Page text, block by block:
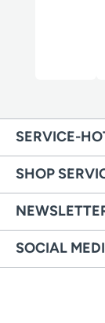
SERVICE-
SHOP
SOCIAL